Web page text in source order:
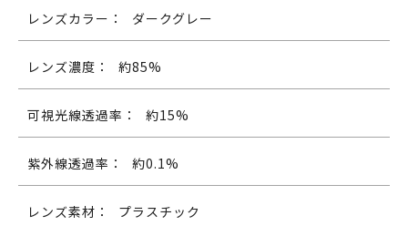
レンズカラー： ダークグレー
レンズ濃度： 約85%
可視光線透過率： 約15%
紫外線透過率： 約0.1%
レンズ素材： プラスチック